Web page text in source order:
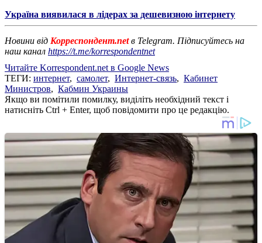
Україна виявилася в лідерах за дешевизною інтернету
Новини від Корреспондент.netв Telegram. Підписуйтесь на
наш канал https://t.me/korrespondentnet
Читайте Korrespondent.net в Google News
ТЕГИ: интернет, самолет, Интернет-связь, Кабинет
Министров, Кабмин Украины
Якщо ви помітили помилку, виділіть необхідний текст і
натисніть Ctrl + Enter, щоб повідомити про це редакцію.